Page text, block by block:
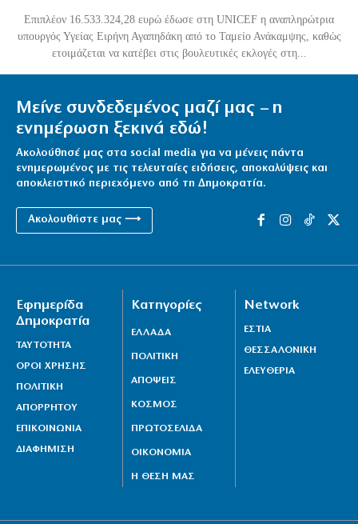
Επιπλέον 16.533.324,28 ευρώ έδωσε στη UNICEF η αναπληρώτρια
υπουργός Υγείας Ειρήνη Αγαπηδάκη από το Ταμείο Ανάκαμψης, καθώς
ετοιμάζεται να κατέβει στις βουλευτικές εκλογές στη...
Μείνε συνδεδεμένος μαζί μας – η
ενημέρωση ξεκινά εδώ!
Ακολούθησέ μας στα social media για να μένεις πάντα
ενημερωμένος με τις τελευταίες ειδήσεις, αποκαλύψεις και
αποκλειστικό περιεχόμενο από τη Δημοκρατία.
Ακολουθήστε μας ⟶
Εφημερίδα
Δημοκρατία
ΤΑΥΤΟΤΗΤΑ
ΟΡΟΙ ΧΡΗΣΗΣ
ΠΟΛΙΤΙΚΗ
ΑΠΟΡΡΗΤΟΥ
ΕΠΙΚΟΙΝΩΝΙΑ
ΔΙΑΦΗΜΙΣΗ
Κατηγορίες
ΕΛΛΑΔΑ
ΠΟΛΙΤΙΚΗ
ΑΠΟΨΕΙΣ
ΚΟΣΜΟΣ
ΠΡΩΤΟΣΕΛΙΔΑ
ΟΙΚΟΝΟΜΙΑ
Η ΘΕΣΗ ΜΑΣ
Network
ΕΣΤΙΑ
ΘΕΣΣΑΛΟΝΙΚΗ
ΕΛΕΥΘΕΡΙΑ